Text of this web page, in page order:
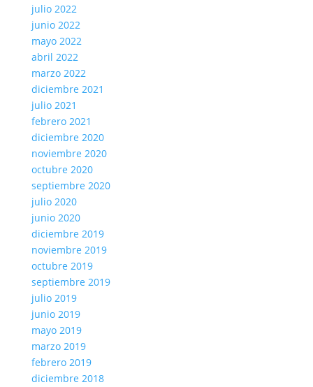
julio 2022
junio 2022
mayo 2022
abril 2022
marzo 2022
diciembre 2021
julio 2021
febrero 2021
diciembre 2020
noviembre 2020
octubre 2020
septiembre 2020
julio 2020
junio 2020
diciembre 2019
noviembre 2019
octubre 2019
septiembre 2019
julio 2019
junio 2019
mayo 2019
marzo 2019
febrero 2019
diciembre 2018